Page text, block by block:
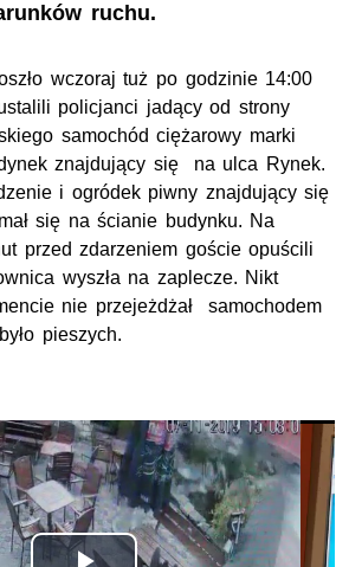
ruchu.
wczoraj tuż po godzinie 14:00
policjanci jadący od strony
samochód ciężarowy marki
znajdujący się na ulca Rynek.
i ogródek piwny znajdujący się
się na ścianie budynku. Na
przed zdarzeniem goście opuścili
wyszła na zaplecze. Nikt
nie przejeżdżał samochodem
pieszych.